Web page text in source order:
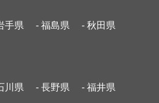
手県 - 福島県
- 秋田県
川県 - 長野県 - 福井県